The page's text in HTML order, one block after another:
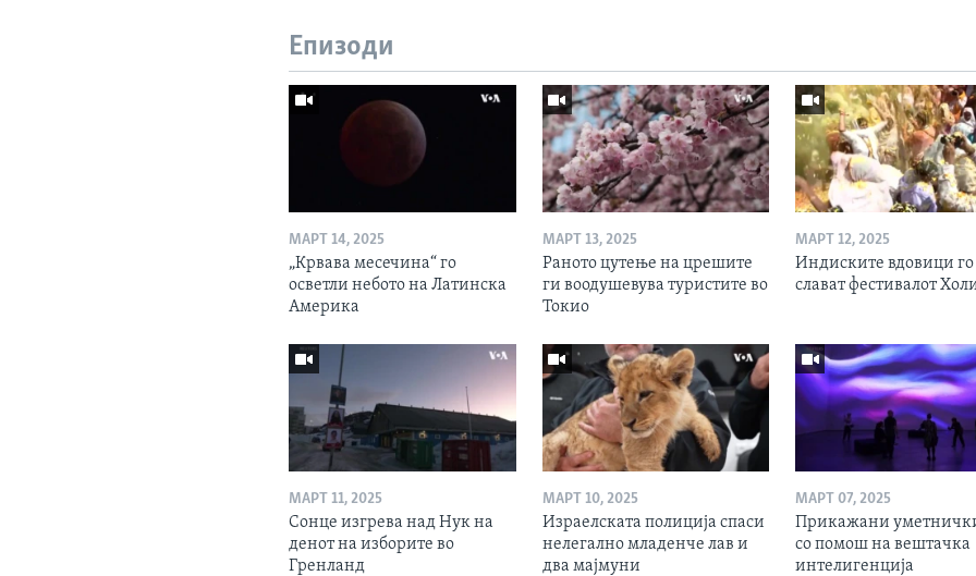
Епизоди
МАРТ 14, 2025
„Крвава месечина“ го
осветли небото на Латинска
Америка
МАРТ 13, 2025
Раното цутење на црешите
ги воодушевува туристите во
Токио
МАРТ 12, 2025
Индиските вдовици го
слават фестивалот
МАРТ 11, 2025
Сонце изгрева над Нук на
денот на изборите во
Гренланд
МАРТ 10, 2025
Израелската полиција спаси
нелегално младенче лав и
два мајмуни
МАРТ 07, 2025
Прикажани
со помош на вештачка
интелигенција